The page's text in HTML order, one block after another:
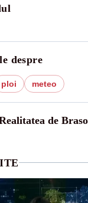
despre
ploi meteo
de